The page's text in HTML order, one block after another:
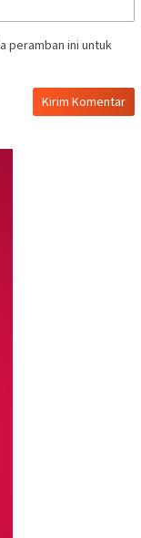
peramban ini untuk